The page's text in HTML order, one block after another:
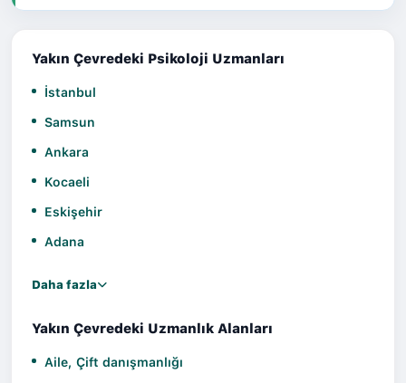
Yakın Çevredeki Psikoloji Uzmanları
İstanbul
Samsun
Ankara
Kocaeli
Eskişehir
Adana
Daha fazla
Yakın Çevredeki Uzmanlık Alanları
Aile, Çift danışmanlığı